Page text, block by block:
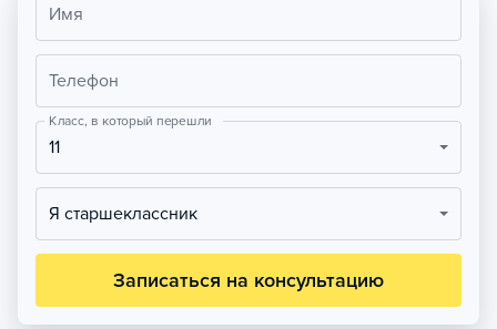
Имя
Телефон
Класс, в который перешли
11
Я старшеклассник
Записаться на консультацию